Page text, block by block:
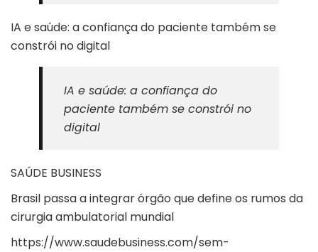
IA e saúde: a confiança do paciente também se
constrói no digital
IA e saúde: a confiança do
paciente também se constrói no
digital
SAÚDE BUSINESS
Brasil passa a integrar órgão que define os rumos da
cirurgia ambulatorial mundial
https://www.saudebusiness.com/sem-